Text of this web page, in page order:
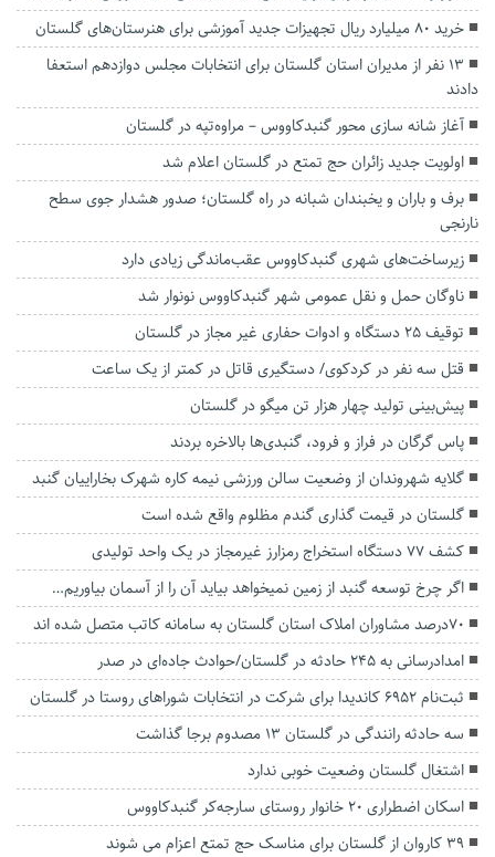
خرید ۸۰ میلیارد ریال تجهیزات جدید آموزشی برای هنرستان‌های گلستان
۱۳ نفر از مدیران استان گلستان برای انتخابات مجلس دوازدهم استعفا
دادند
آغاز شانه سازی محور گنبدکاووس – مراوه‌تپه در گلستان
اولویت جدید زائران حج تمتع در گلستان اعلام شد
برف و باران و یخبندان شبانه در راه گلستان؛ صدور هشدار جوی سطح
نارنجی
زیرساخت‌های شهری گنبدکاووس عقب‌ماندگی زیادی دارد
ناوگان حمل و نقل عمومی شهر گنبدکاووس نونوار شد
توقیف ۲۵ دستگاه و ادوات حفاری غیر مجاز در گلستان
قتل سه نفر در کردکوی/ دستگیری قاتل در کمتر از یک ساعت
پیش‌بینی تولید چهار هزار تن میگو در گلستان
پاس گرگان در فراز و فرود، گنبدی‌ها بالاخره بردند
گلایه شهروندان از وضعیت سالن ورزشی نیمه کاره شهرک بخاراییان گنبد
گلستان در قیمت گذاری گندم مظلوم واقع شده است
کشف ۷۷ دستگاه استخراج رمز‌ارز غیرمجاز در یک واحد تولیدی
اگر چرخ توسعه گنبد از زمین نمیخواهد بیاید آن را از آسمان بیاوریم…
۷٠درصد مشاوران املاک استان گلستان به سامانه کاتب متصل شده اند
امدادرسانی به ۲۴۵ حادثه در گلستان/حوادث جاده‌ای در صدر
ثبت‌نام ۶۹۵۲ کاندیدا برای شرکت در انتخابات شوراهای روستا در گلستان
سه حادثه رانندگی در گلستان ۱۳ مصدوم برجا گذاشت
اشتغال گلستان وضعیت خوبی ندارد
اسکان اضطراری ۲۰ خانوار روستای سارجه‌کر گنبدکاووس
۳۹ کاروان از گلستان برای مناسک حج تمتع اعزام می شوند